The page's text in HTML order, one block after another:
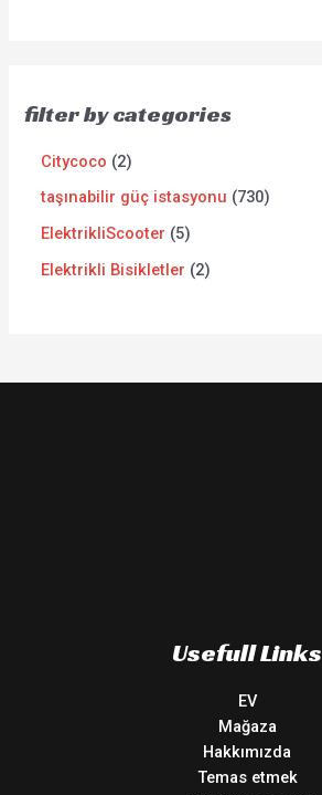
filter by categories
Citycoco
2
taşınabilir güç istasyonu
730
ElektrikliScooter
5
Elektrikli Bisikletler
2
Usefull Links
EV
Mağaza
Hakkımızda
Temas etmek